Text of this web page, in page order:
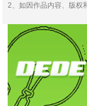
2、如因作品内容、版权